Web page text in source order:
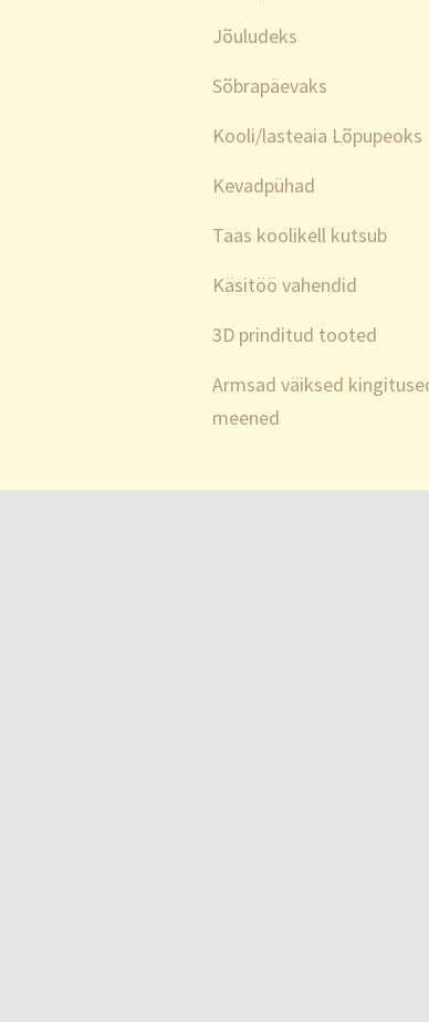
Jõuludeks
Sõbrapäevaks
Kooli/lasteaia Lõpupeoks
Kevadpühad
Taas koolikell kutsub
Käsitöö vahendid
3D prinditud tooted
Armsad väiksed
meened